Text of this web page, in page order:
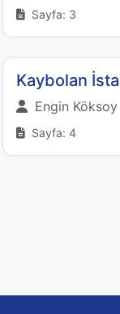
Sayfa: 3
Kaybolan
Engin Köksoy
Sayfa: 4